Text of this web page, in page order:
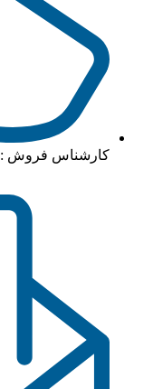
کارشناس فروش : 09124962696